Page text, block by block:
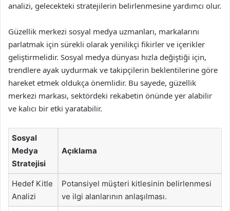
analizi, gelecekteki stratejilerin belirlenmesine yardımcı olur.
Güzellik merkezi sosyal medya uzmanları, markalarını
parlatmak için sürekli olarak yenilikçi fikirler ve içerikler
geliştirmelidir. Sosyal medya dünyası hızla değiştiği için,
trendlere ayak uydurmak ve takipçilerin beklentilerine göre
hareket etmek oldukça önemlidir. Bu sayede, güzellik
merkezi markası, sektördeki rekabetin önünde yer alabilir
ve kalıcı bir etki yaratabilir.
Sosyal
Medya
Stratejisi
Açıklama
Hedef Kitle
Analizi
Potansiyel müşteri kitlesinin belirlenmesi
ve ilgi alanlarının anlaşılması.